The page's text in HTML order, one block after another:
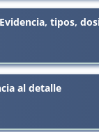
Evidencia, tipos,
al detalle